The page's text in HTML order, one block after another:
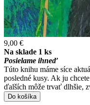
9,00 €
Na sklade 1 ks
Posielame ihneď
Túto knihu máme síce
posledné kusy. Ak ju
ďalších môže trvať dlhšie,
Do košíka